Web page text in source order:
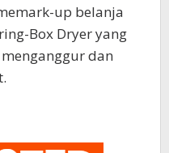
up belanja
Box Dryer yang
dan